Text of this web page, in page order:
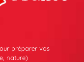
préparer vos
nature)